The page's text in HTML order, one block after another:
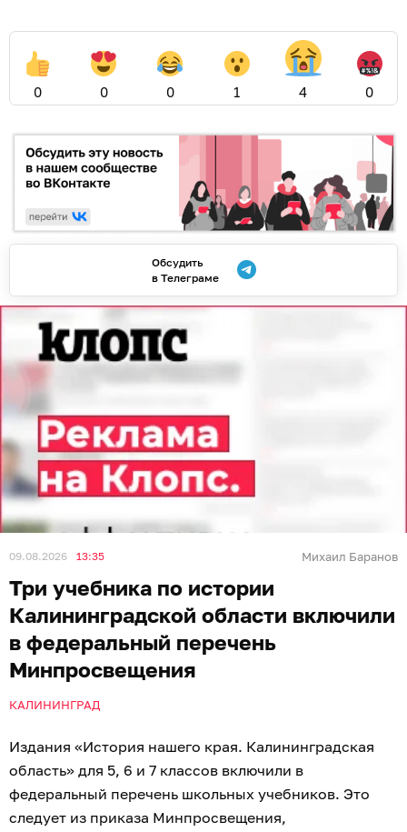
0 0 0 1 4 0
Обсудить
в Телеграме
09.08.2026 13:35 Михаил Баранов
Три учебника по истории
Калининградской области включили
в федеральный перечень
Минпросвещения
КАЛИНИНГРАД
Издания «История нашего края. Калининградская
область» для 5, 6 и 7 классов включили в
федеральный перечень школьных учебников. Это
следует из приказа Минпросвещения,